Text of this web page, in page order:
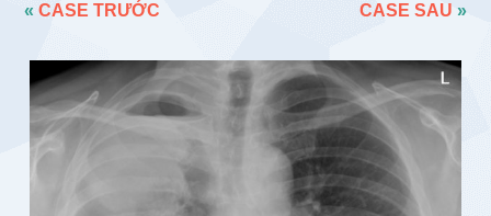
«CASE TRƯỚC CASE SAU »